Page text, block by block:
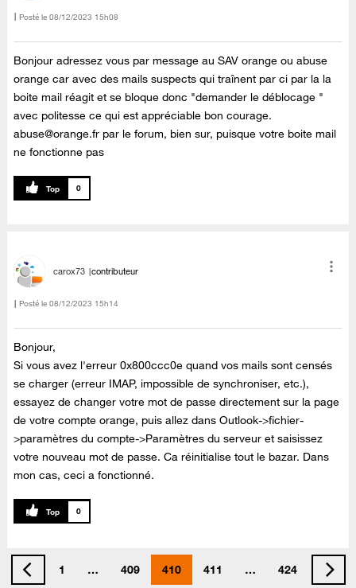
Posté le ‎08/12/2023 15h08
Bonjour adressez vous par message au SAV orange ou abuse
orange car avec des mails suspects qui traînent par ci par la la
boite mail réagit et se bloque donc "demander le déblocage "
avec politesse ce qui est appréciable bon courage.
abuse@orange.fr par le forum, bien sur, puisque votre boite mail
ne fonctionne pas
0
carox73 contributeur
Posté le ‎08/12/2023 15h14
Bonjour,
Si vous avez l'erreur0x800ccc0e quand vos mails sont censés
se charger (erreur IMAP, impossible de synchroniser, etc.),
essayez de changer votre mot de passe directement sur la page
de votre compte orange, puis allez dans Outlook->fichier-
>paramètres du compte->Paramètres du serveur et saisissez
votre nouveau mot de passe. Ca réinitialise tout le bazar. Dans
mon cas, ceci a fonctionné.
0
1 … 409 410 411 … 424